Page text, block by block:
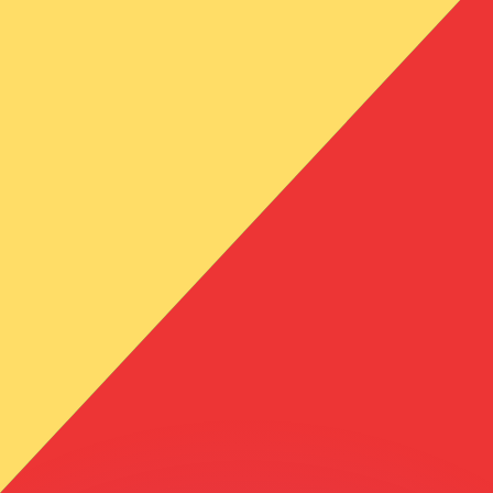
battre les taux des concurrents.
Le taux est donné à titre d'information
avec Xe ?